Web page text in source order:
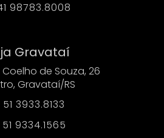
98783.8008
Gravataí
Coelho de Souza, 26
Gravataí/RS
51 3933.8133
51 9334.1565